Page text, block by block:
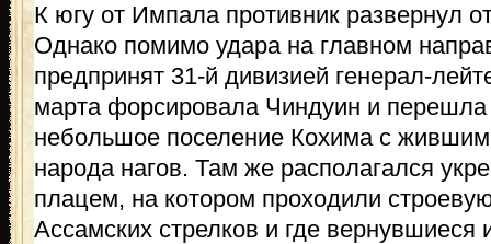
К югу от Импала противник развернул
Однако помимо удара на главном
предпринят 31-й дивизией генерал-
марта форсировала Чиндуин и перешла
небольшое поселение Кохима с
народа нагов. Там же располагался
плацем, на котором проходили
Ассамских стрелков и где вернувшиеся